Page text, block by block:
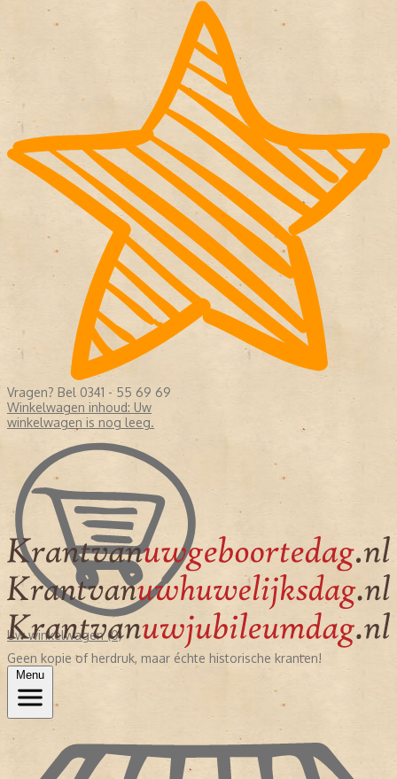
Vragen? Bel 0341 - 55 69 69
Winkelwagen inhoud: Uw
winkelwagen is nog leeg.
Uw winkelwagen (0)
Geen kopie of herdruk, maar échte historische kranten!
Menu